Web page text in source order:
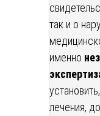
так и о
именно
лечения,